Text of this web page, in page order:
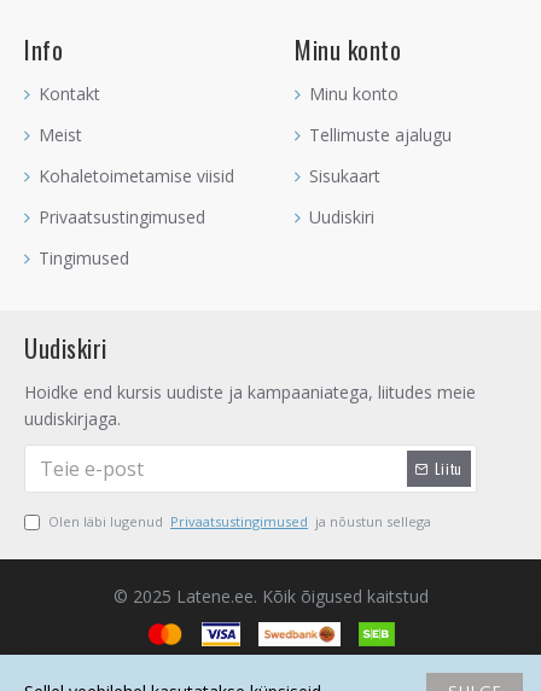
Info
Kontakt
Meist
Kohaletoimetamise viisid
Privaatsustingimused
Tingimused
Minu konto
Minu konto
Tellimuste ajalugu
Sisukaart
Uudiskiri
Uudiskiri
Hoidke end kursis uudiste ja kampaaniatega, liitudes meie
uudiskirjaga.
Liitu
Olen läbi lugenud Privaatsustingimused ja nõustun sellega
© 2025 Latene.ee. Kõik õigused kaitstud